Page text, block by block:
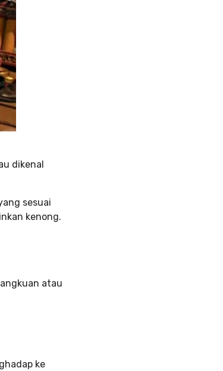
dikenal
sesuai
kenong.
atau
ke